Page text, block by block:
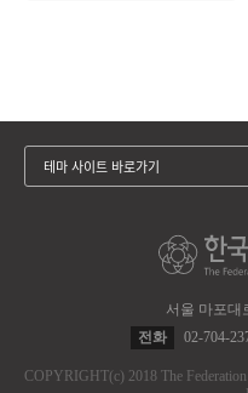
서울 마포대
전화
02-704-
COPYRIGHT(c) 2018 The
테마 사이트 바로가기